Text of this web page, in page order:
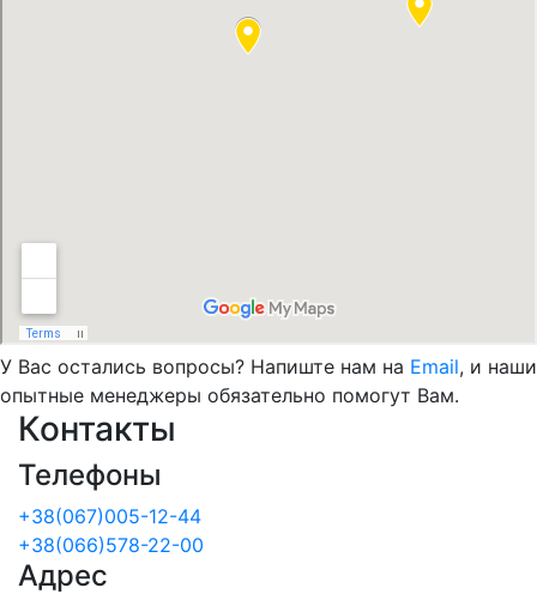
У Вас остались вопросы? Напиште нам на Email, и наши
опытные менеджеры обязательно помогут Вам.
Контакты
Телефоны
+38(067)005-12-44
+38(066)578-22-00
Адрес